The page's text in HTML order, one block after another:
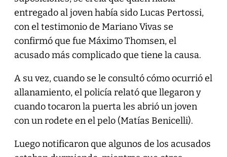
entregado al joven había sido Lucas Pertossi,
con el testimonio de Mariano Vivas se
confirmó que fue Máximo Thomsen, el
acusado más complicado que tiene la causa.
A su vez, cuando se le consultó cómo ocurrió el
allanamiento, el policía relató que llegaron y
cuando tocaron la puerta les abrió un joven
con un rodete en el pelo (Matías Benicelli).
Luego notificaron que algunos de los acusados